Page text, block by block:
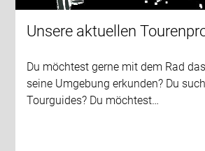
Unsere aktuellen
Du möchtest gerne mit dem Rad
seine Umgebung erkunden? Du
Tourguides? Du möchtest…